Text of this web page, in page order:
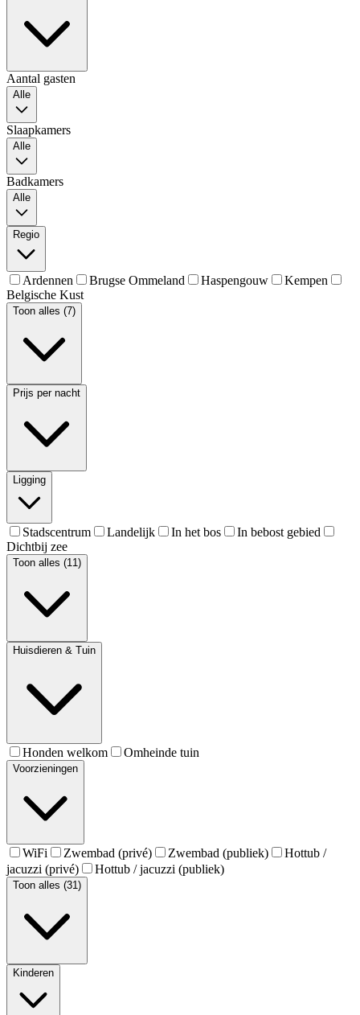
Aantal gasten
Alle
Slaapkamers
Alle
Badkamers
Alle
Regio
Ardennen Brugse Ommeland Haspengouw
Kempen
Belgische Kust
Toon alles (7)
Prijs per nacht
Ligging
Stadscentrum Landelijk In het bos
In bebost gebied
Dichtbij zee
Toon alles (11)
Huisdieren & Tuin
Honden welkom Omheinde tuin
Voorzieningen
WiFi Zwembad (privé) Zwembad (publiek)
Hottub /
jacuzzi (privé)
Hottub / jacuzzi (publiek)
Toon alles (31)
Kinderen